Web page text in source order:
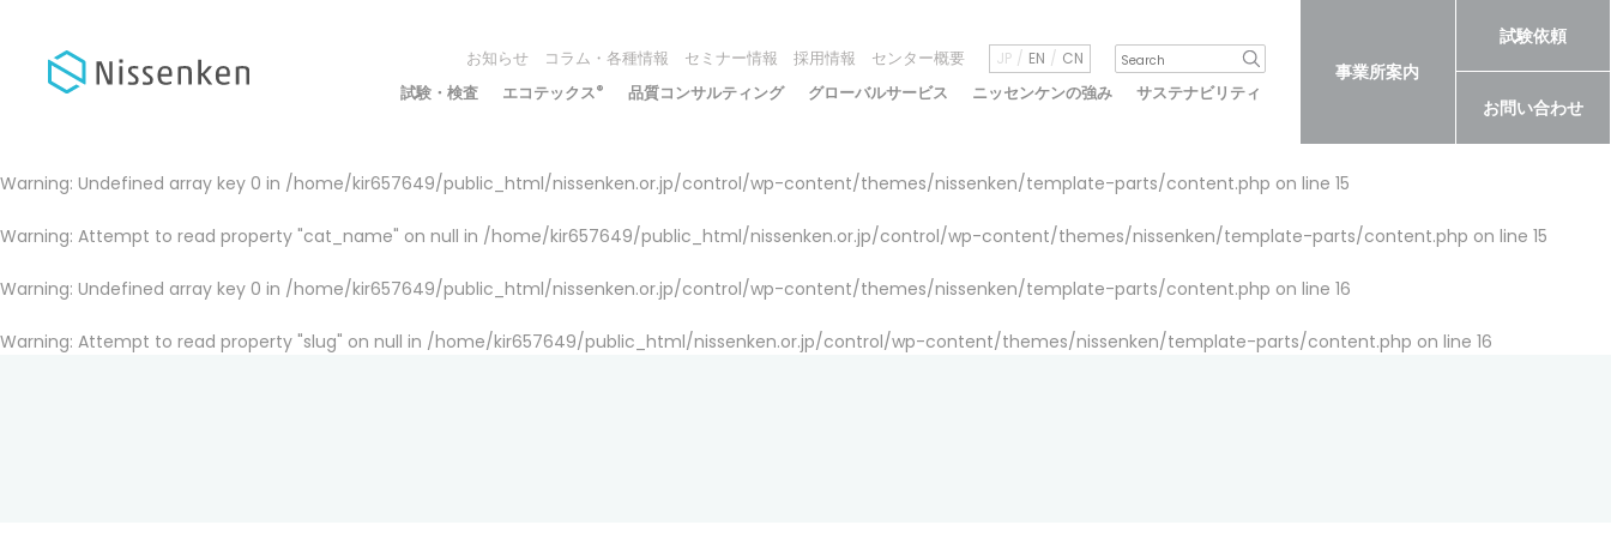
お知らせ コラム・各種情報 セミナー情報 採用情報 センター概要 JP EN CN
試験・検査 エコテックス® 品質コンサルティング グローバルサービス ニッセンケンの強み サステナビリティ
事業所案内
試験依頼
お問い合わせ
Warning: Undefined array key 0 in /home/kir657649/public_html/nissenken.or.jp/control/wp-content/themes/nissenken/template-parts/content.php on line 15
Warning: Attempt to read property "cat_name" on null in /home/kir657649/public_html/nissenken.or.jp/control/wp-content/themes/nissenken/template-parts/content.php on line 15
Warning: Undefined array key 0 in /home/kir657649/public_html/nissenken.or.jp/control/wp-content/themes/nissenken/template-parts/content.php on line 16
Warning: Attempt to read property "slug" on null in /home/kir657649/public_html/nissenken.or.jp/control/wp-content/themes/nissenken/template-parts/content.php on line 16